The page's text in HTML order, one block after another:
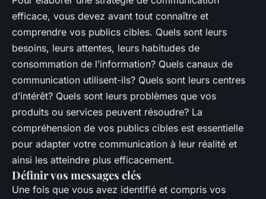
efficace, vous devez avant tout connaître et
comprendre vos publics cibles. Quels sont leurs
besoins, leurs attentes, leurs habitudes de
consommation de l’information? Quels canaux de
communication utilisent-ils? Quels sont leurs centres
d’intérêt? Quels sont leurs problèmes que vos
produits ou services peuvent résoudre? La
compréhension de vos publics cibles est essentielle
pour adapter votre communication à leur réalité et
ainsi les atteindre plus efficacement.
Définir vos messages clés
Une fois que vous avez identifié et compris vos